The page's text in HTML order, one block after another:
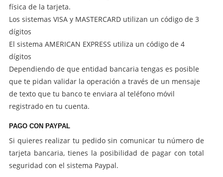
física de la tarjeta.
Los sistemas VISA y MASTERCARD utilizan un código de 3
dígitos
El sistema AMERICAN EXPRESS utiliza un código de 4
dígitos
Dependiendo de que entidad bancaria tengas es posible
que te pidan validar la operación a través de un mensaje
de texto que tu banco te enviara al teléfono móvil
registrado en tu cuenta.
PAGO CON PAYPAL
Si quieres realizar tu pedido sin comunicar tu número de
tarjeta bancaria, tienes la posibilidad de pagar con total
seguridad con el sistema Paypal.